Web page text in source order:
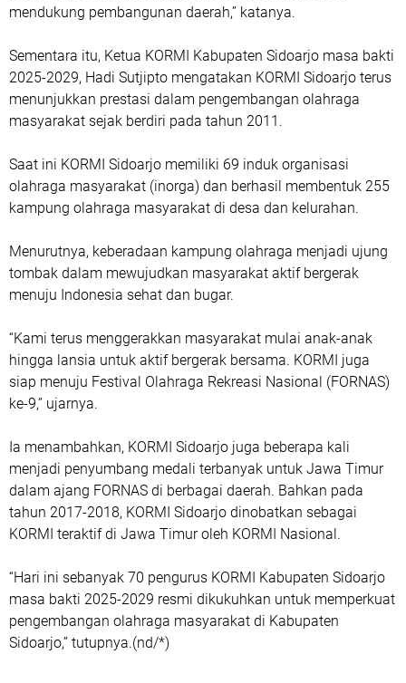
mendukung pembangunan daerah,” katanya.
Sementara itu, Ketua KORMI Kabupaten Sidoarjo masa bakti
2025-2029, Hadi Sutjipto mengatakan KORMI Sidoarjo terus
menunjukkan prestasi dalam pengembangan olahraga
masyarakat sejak berdiri pada tahun 2011.
Saat ini KORMI Sidoarjo memiliki 69 induk organisasi
olahraga masyarakat (inorga) dan berhasil membentuk 255
kampung olahraga masyarakat di desa dan kelurahan.
Menurutnya, keberadaan kampung olahraga menjadi ujung
tombak dalam mewujudkan masyarakat aktif bergerak
menuju Indonesia sehat dan bugar.
“Kami terus menggerakkan masyarakat mulai anak-anak
hingga lansia untuk aktif bergerak bersama. KORMI juga
siap menuju Festival Olahraga Rekreasi Nasional (FORNAS)
ke-9,” ujarnya.
Ia menambahkan, KORMI Sidoarjo juga beberapa kali
menjadi penyumbang medali terbanyak untuk Jawa Timur
dalam ajang FORNAS di berbagai daerah. Bahkan pada
tahun 2017-2018, KORMI Sidoarjo dinobatkan sebagai
KORMI teraktif di Jawa Timur oleh KORMI Nasional.
“Hari ini sebanyak 70 pengurus KORMI Kabupaten Sidoarjo
masa bakti 2025-2029 resmi dikukuhkan untuk memperkuat
pengembangan olahraga masyarakat di Kabupaten
Sidoarjo,” tutupnya.(nd/*)